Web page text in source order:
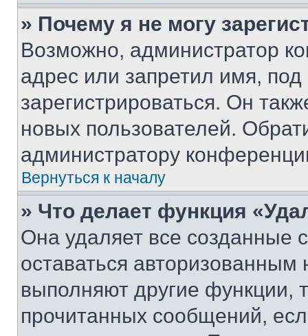
» Почему я не могу
Возможно, администратор
адрес или запретил имя,
зарегистрироваться. Он
новых пользователей.
администратору
Вернуться к началу
» Что делает функция
Она удаляет все созданные
оставаться
выполняют другие функции,
прочитанных сообщений,